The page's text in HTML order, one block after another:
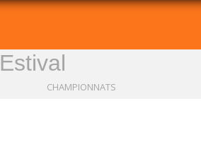
Estival
CHAMPIONNATS